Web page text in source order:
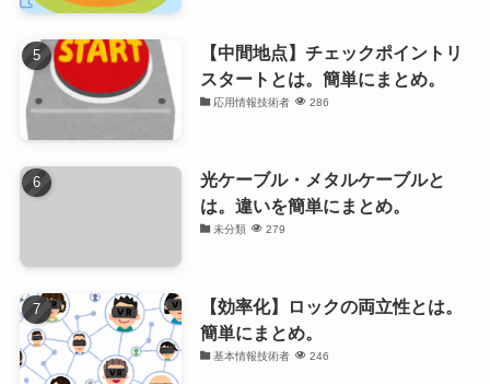
【中間地点】チェックポイントリ
スタートとは。簡単にまとめ。
応用情報技術者 286
光ケーブル・メタルケーブルと
は。違いを簡単にまとめ。
未分類 279
【効率化】ロックの両立性とは。
簡単にまとめ。
基本情報技術者 246